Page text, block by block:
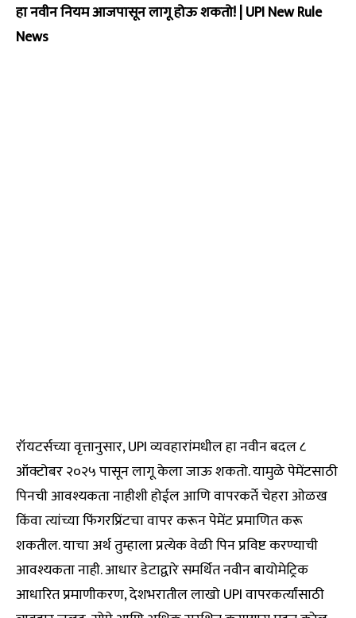
हा नवीन नियम आजपासून लागू होऊ शकतो!|UPI New Rule
News
रॉयटर्सच्या वृत्तानुसार, UPI व्यवहारांमधील हा नवीन बदल ८
ऑक्टोबर २०२५ पासून लागू केला जाऊ शकतो. यामुळे पेमेंटसाठी
पिनची आवश्यकता नाहीशी होईल आणि वापरकर्ते चेहरा ओळख
किंवा त्यांच्या फिंगरप्रिंटचा वापर करून पेमेंट प्रमाणित करू
शकतील. याचा अर्थ तुम्हाला प्रत्येक वेळी पिन प्रविष्ट करण्याची
आवश्यकता नाही. आधार डेटाद्वारे समर्थित नवीन बायोमेट्रिक
आधारित प्रमाणीकरण, देशभरातील लाखो UPI वापरकर्त्यांसाठी